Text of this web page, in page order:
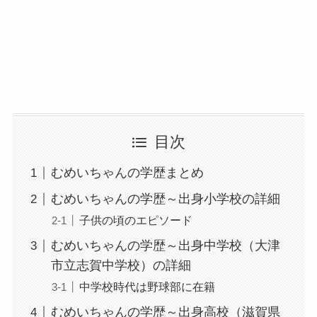
目次
むめいちゃんの学歴まとめ
むめいちゃんの学歴～出身小学校の詳細
子供の頃のエピソード
むめいちゃんの学歴～出身中学校（大津
市立志賀中学校）の詳細
中学校時代は野球部に在籍
むめいちゃんの学歴～出身高校（滋賀県